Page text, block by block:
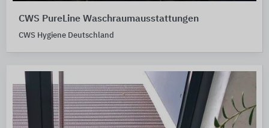
CWS PureLine Waschraumausstattungen
CWS Hygiene Deutschland